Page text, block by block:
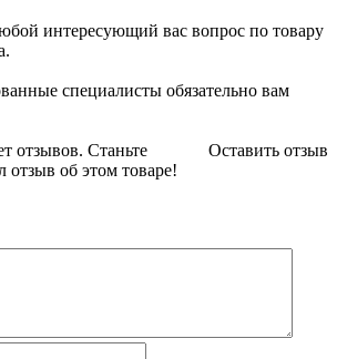
интересующий вас вопрос по товару
специалисты обязательно вам
Оставить отзыв
отзывов. Станьте
отзыв об этом товаре!